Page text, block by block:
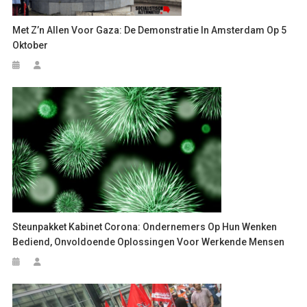
Met Z’n Allen Voor Gaza: De Demonstratie In Amsterdam Op 5
Oktober
Steunpakket Kabinet Corona: Ondernemers Op Hun Wenken
Bediend, Onvoldoende Oplossingen Voor Werkende Mensen